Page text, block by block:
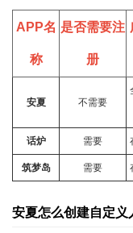
APP名
称
是否需要注
册
安夏 不需要
话炉 需要
筑梦岛 需要
安夏怎么创建自定义